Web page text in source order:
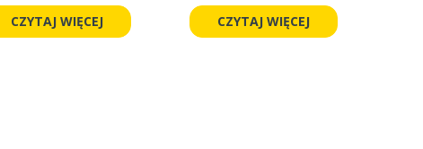
CZYTAJ WIĘCEJ CZYTAJ WIĘCEJ